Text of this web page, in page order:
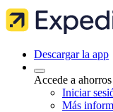
Descargar la app
Accede a
Iniciar
Más